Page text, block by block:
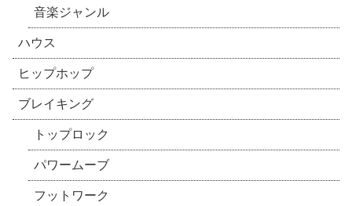
音楽ジャンル
ハウス
ヒップホップ
ブレイキング
トップロック
パワームーブ
フットワーク